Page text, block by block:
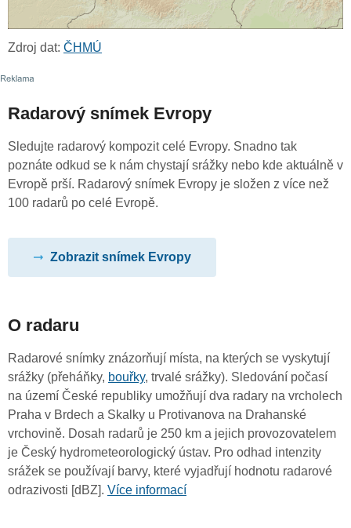
Zdroj dat: ČHMÚ
Radarový snímek Evropy
Sledujte radarový kompozit celé Evropy. Snadno tak
poznáte odkud se k nám chystají srážky nebo kde aktuálně v
Evropě prší. Radarový snímek Evropy je složen z více než
100 radarů po celé Evropě.
Zobrazit snímek Evropy
O radaru
Radarové snímky znázorňují místa, na kterých se vyskytují
srážky (přeháňky, bouřky, trvalé srážky). Sledování počasí
na území České republiky umožňují dva radary na vrcholech
Praha v Brdech a Skalky u Protivanova na Drahanské
vrchovině. Dosah radarů je 250 km a jejich provozovatelem
je Český hydrometeorologický ústav. Pro odhad intenzity
srážek se používají barvy, které vyjadřují hodnotu radarové
odrazivosti [dBZ]. Více informací